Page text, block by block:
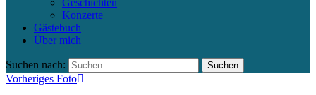
Konzerte
Gästebuch
Über mich
Suchen nach:
Vorheriges Foto